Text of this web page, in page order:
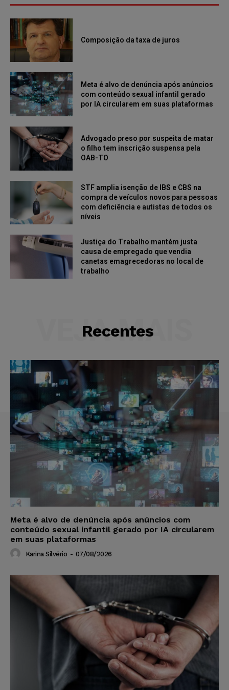
Composição da taxa de juros
Meta é alvo de denúncia após anúncios
com conteúdo sexual infantil gerado
por IA circularem em suas plataformas
Advogado preso por suspeita de matar
o filho tem inscrição suspensa pela
OAB-TO
STF amplia isenção de IBS e CBS na
compra de veículos novos para pessoas
com deficiência e autistas de todos os
níveis
Justiça do Trabalho mantém justa
causa de empregado que vendia
canetas emagrecedoras no local de
trabalho
Recentes
VEJA MAIS
Meta é alvo de denúncia após anúncios com
conteúdo sexual infantil gerado por IA circularem
em suas plataformas
Karina Silvério - 07/08/2026